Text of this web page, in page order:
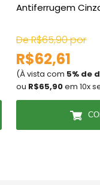
Antiferrugem
De R$65,90 por
R$62,61
(À vista com 5% de
ou R$65,90em 10x